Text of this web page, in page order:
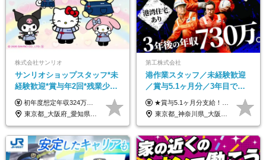
株式会社サンリオ
サンリオショップスタッフ*未
経験歓迎*賞与年2回*残業少な
め*産育休取得実績豊富*可愛
い制服*社割有
初年度想定年収324万円～690万円！ ◆全国一律 月給230,000円～＋賞与＋通勤手当＋役職手当＋時間外手当 《手当充実！》 ＊昇給/年1回 ＊賞与/年2回（7月/12月） ＊通勤手当：交通費支給（規定あり） ＊時間外手当 ＊販売職手当 ＊役職手当 《キャリアパス》 ▼店長（32歳）／年収400万円 ▼トレーナー（37歳）／年収500万円 ▼SV（40歳）／年収570万円 ※SVとして活躍された場合、574万円以上に昇給も目指せます。 日頃のお店での頑張りをしっかり評価する体制を整えており、 ご自身の努力次第で昇給する制度を用意しています！ 《ゆくゆくは・・・》 ■店舗スタッフをとりまとめ、お店づくりを主体で行う店長へ ■複数店舗を統括するトレーナーへとキャリアアップ ■様々な規模の店舗を経験しSVとして活躍した後は、本社の教育担当や店舗支援を担う本部スタッフとして活躍いただけます。 ※経験・能力を考慮の上、当社規定により優遇いたします。 ※入社日から6カ月間の試用期間あり。その間の待遇に差異はありません。
東京都_大阪府_愛知県_北海道_栃木県_静岡県_兵庫県_京都府_福岡県
第工株式会社
港作業スタッフ／未経験歓迎
／賞与5.1ヶ月分／3年目で年
収730万円も可／食事手当あり
／年休120日以上
★賞与5.1ヶ月分支給！ ★入社3年目・30代で年収730万円の先輩も活躍中！ ★入社1年目・20代で月収29万円の実績あり 月給：22.5万円～30.5万円＋各種手当＋賞与年2回＋残業代全額支給 ※経験・能力などを考慮のうえ決定します ※上記月給には食事手当(5000円／月）を含みます ※残業代は分単位で100％支給いたします ※試用期間3ヶ月。その間の給与・待遇に差異はありません 【月収例】 ◆33.5万円／31歳 入社7か月 ◆38.5万円／32歳 入社1年目 ◆48.4万円／44歳 入社12年目 ※経験・能力などを考慮のうえ決定 ※月収・給与例には休日手当も含みます 【手当詳細】 ◆交通費規定支給（上限3万5000円／月） ◆時間外手当全額支給 ◆休日出勤手当 ◆港湾住宅あり（1R・2万円台～） ◆資格取得支援制度：全額負担 ◆地域手当：関東地区1万円／月
東京都_神奈川県_大阪府_愛知県_兵庫県